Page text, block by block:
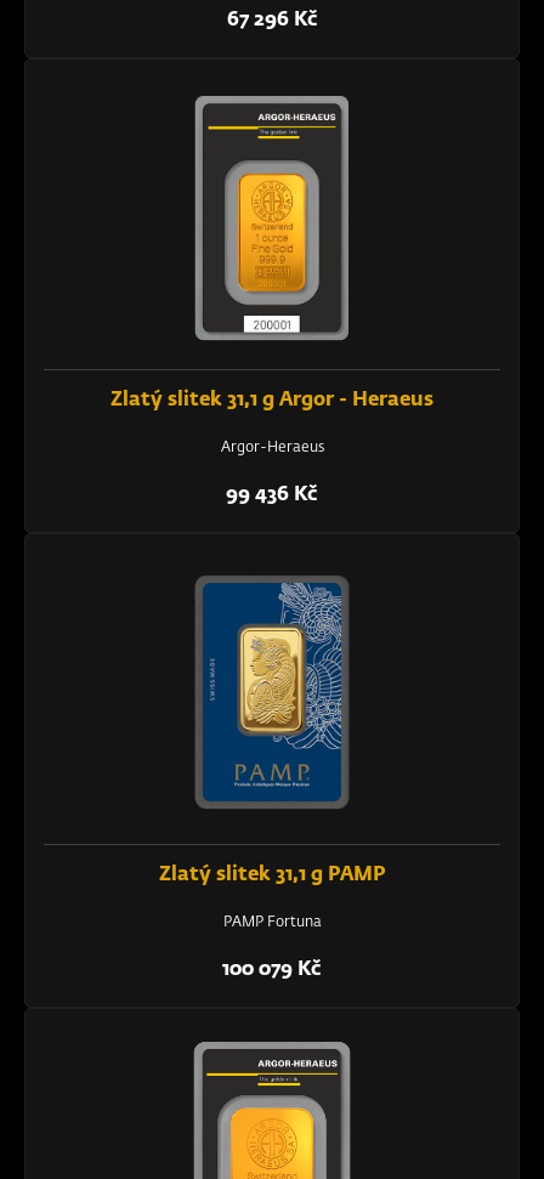
67 296 Kč
Zlatý slitek 31,1 g Argor - Heraeus
Argor-Heraeus
99 436 Kč
Zlatý slitek 31,1 g PAMP
PAMP Fortuna
100 079 Kč